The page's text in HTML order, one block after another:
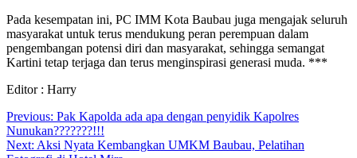
Pada kesempatan ini, PC IMM Kota Baubau juga mengajak seluruh
masyarakat untuk terus mendukung peran perempuan dalam
pengembangan potensi diri dan masyarakat, sehingga semangat
Kartini tetap terjaga dan terus menginspirasi generasi muda. ***
Editor : Harry
Navigasi
pos
Previous: Pak Kapolda ada apa dengan penyidik Kapolres
Nunukan???????!!!
Next: Aksi Nyata Kembangkan UMKM Baubau, Pelatihan